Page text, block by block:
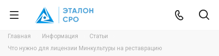
Главная Информация
Статьи
Что нужно для лицензии Минкультуры на реставрацию